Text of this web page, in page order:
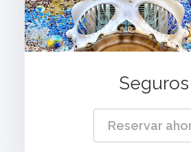
Seguros
Reservar